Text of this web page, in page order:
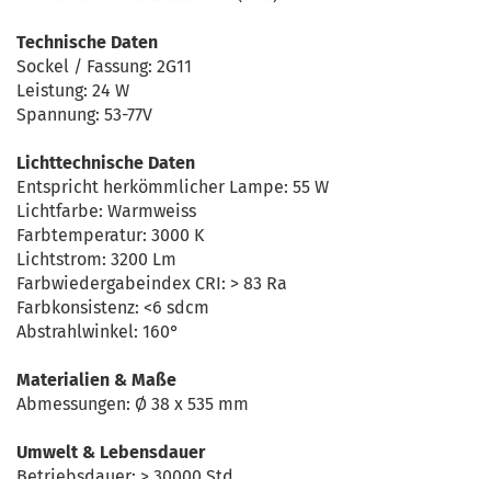
Technische Daten
Sockel / Fassung: 2G11
Leistung: 24 W
Spannung: 53-77V
Lichttechnische Daten
Entspricht herkömmlicher Lampe: 55 W
Lichtfarbe: Warmweiss
Farbtemperatur: 3000 K
Lichtstrom: 3200 Lm
Farbwiedergabeindex CRI: > 83 Ra
Farbkonsistenz: <6 sdcm
Abstrahlwinkel: 160°
Materialien & Maße
Abmessungen: Ø 38 x 535 mm
Umwelt & Lebensdauer